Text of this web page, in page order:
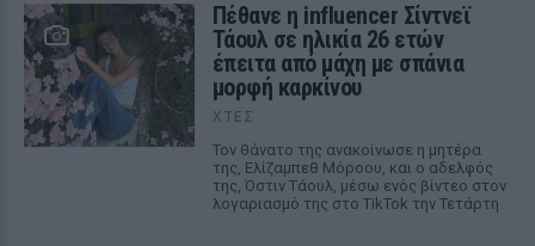
Πέθανε η influencer Σίντνεϊ
Τάουλ σε ηλικία 26 ετών
έπειτα από μάχη με σπάνια
μορφή καρκίνου
ΧΤΕΣ
Τον θάνατο της ανακοίνωσε η μητέρα
της, Ελίζαμπεθ Μόροου, και ο αδελφός
της, Όστιν Τάουλ, μέσω ενός βίντεο στον
λογαριασμό της στο TikTok την Τετάρτη